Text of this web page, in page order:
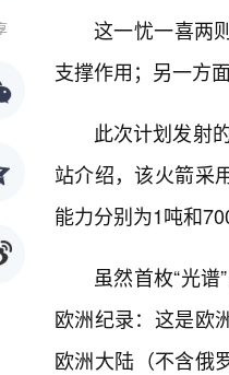
这一忧一喜两
支撑作用；另一方
此次计划发射
站介绍，该火箭采
能力分别为1吨和
虽然首枚“光
欧洲纪录：这是欧
欧洲大陆（不含俄